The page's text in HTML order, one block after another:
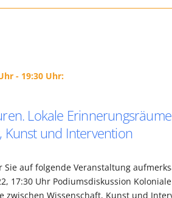
- 19:30 Uhr:
Lokale
Kunst und Intervention
Sie auf folgende Veranstaltung
17:30 Uhr Podiumsdiskussion
zwischen Wissenschaft, Kunst und